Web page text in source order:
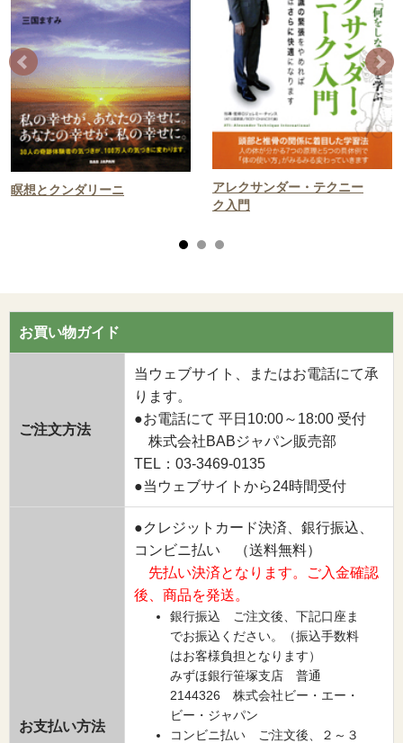
瞑想とクンダリーニ
アレクサンダー・テクニー
ク入門
お買い物ガイド
ご注文方法
当ウェブサイト、またはお電話にて承
ります。
●お電話にて 平日10:00～18:00 受付
株式会社BABジャパン販売部
TEL：03-3469-0135
●当ウェブサイトから24時間受付
お支払い方法
●クレジットカード決済、銀行振込、
コンビニ払い （送料無料）
先払い決済となります。ご入金確認
後、商品を発送。
銀行振込 ご注文後、下記口座ま
でお振込ください。（振込手数料
はお客様負担となります）
みずほ銀行笹塚支店 普通
2144326 株式会社ビー・エー・
ビー・ジャパン
コンビニ払い ご注文後、２～３